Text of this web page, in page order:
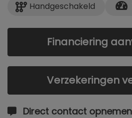
Handgeschakeld
Financiering
Verzekeringen
Direct contact